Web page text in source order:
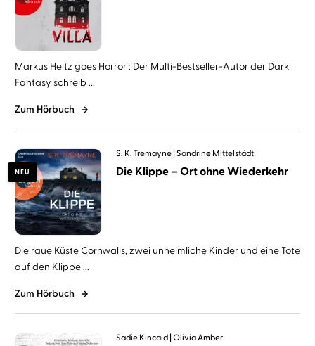
Markus Heitz goes Horror : Der Multi-Bestseller-Autor der Dark
Fantasy schreib ...
Zum Hörbuch
NEU
S. K. Tremayne Sandrine Mittelstädt
Die Klippe – Ort ohne Wiederkehr
Die raue Küste Cornwalls, zwei unheimliche Kinder und eine Tote
auf den Klippe ...
Zum Hörbuch
Sadie Kincaid Olivia Amber